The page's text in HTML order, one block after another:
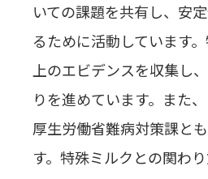
いての課題を共有し、安
るために活動しています
上のエビデンスを収集し
りを進めています。また
厚生労働省難病対策課と
す。特殊ミルクとの関わ